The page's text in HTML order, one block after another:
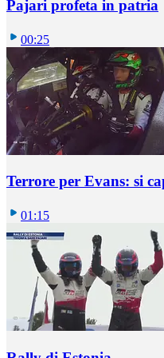
Pajari profeta in patria
00:25
Terrore per Evans: si
01:15